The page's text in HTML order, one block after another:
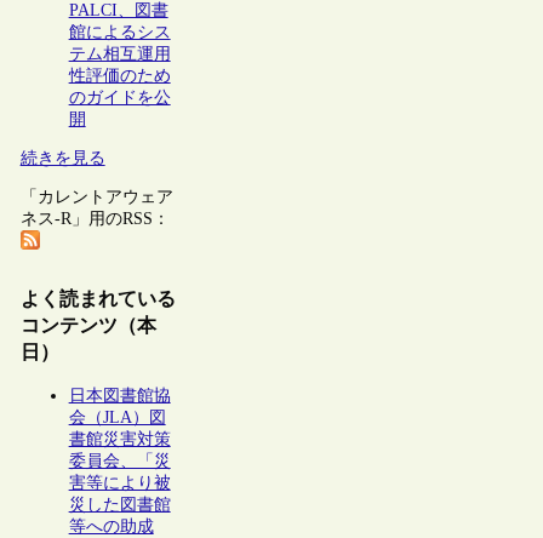
PALCI、図書
館によるシス
テム相互運用
性評価のため
のガイドを公
開
続きを見る
「カレントアウェア
ネス-R」用のRSS：
よく読まれている
コンテンツ（本
日）
日本図書館協
会（JLA）図
書館災害対策
委員会、「災
害等により被
災した図書館
等への助成